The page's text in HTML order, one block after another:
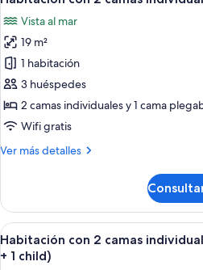
vistas
al
mar
todas
las
fotos
de
Habitación
con
2
individuales,
mar
(3
adults)
Vista al mar
19 m²
1 habitación
3 huéspedes
2 camas individuales y 1 cama
Wifi gratis
Ver más detalles
Más
con
camas
individuales,
Abrir
todas
Un
4
Habitación con 2 camas
+ 1 child)